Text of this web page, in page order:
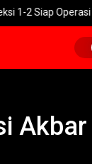
Operasi
Akbar